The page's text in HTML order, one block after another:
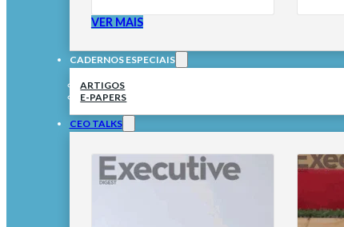
VER MAIS
CADERNOS ESPECIAIS
ARTIGOS
E-PAPERS
CEO TALKS